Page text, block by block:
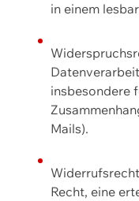
in einem
insbesondere
Mails).
Recht, eine